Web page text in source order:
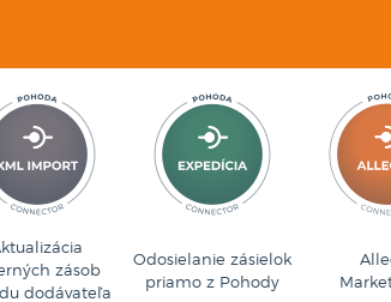
zásob
dodávateľa
Odosielanie zásielok
priamo z Pohody